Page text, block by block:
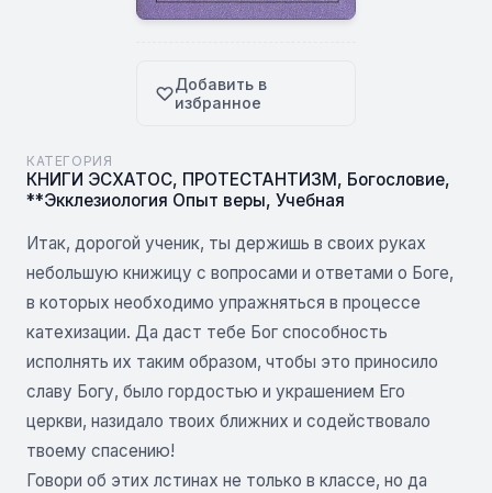
Добавить в
избранное
КАТЕГОРИЯ
КНИГИ ЭСХАТОС, ПРОТЕСТАНТИЗМ, Богословие,
**Экклезиология Опыт веры, Учебная
Итак, дорогой ученик, ты держишь в своих руках
небольшую книжицу с вопросами и ответами о Боге,
в которых необходимо упражняться в процессе
катехизации. Да даст тебе Бог способность
исполнять их таким образом, чтобы это приносило
славу Богу, было гордостью и украшением Его
церкви, назидало твоих ближних и содействовало
твоему спасению!
Говори об этих лстинах не только в классе, но да